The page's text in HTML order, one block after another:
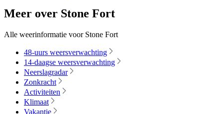
Meer over Stone Fort
Alle weerinformatie voor Stone Fort
48-uurs weersverwachting
14-daagse weersverwachting
Neerslagradar
Zonkracht
Activiteiten
Klimaat
Vakantie